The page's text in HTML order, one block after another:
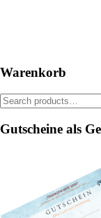
the
Warenkorb
Search
Gutscheine als